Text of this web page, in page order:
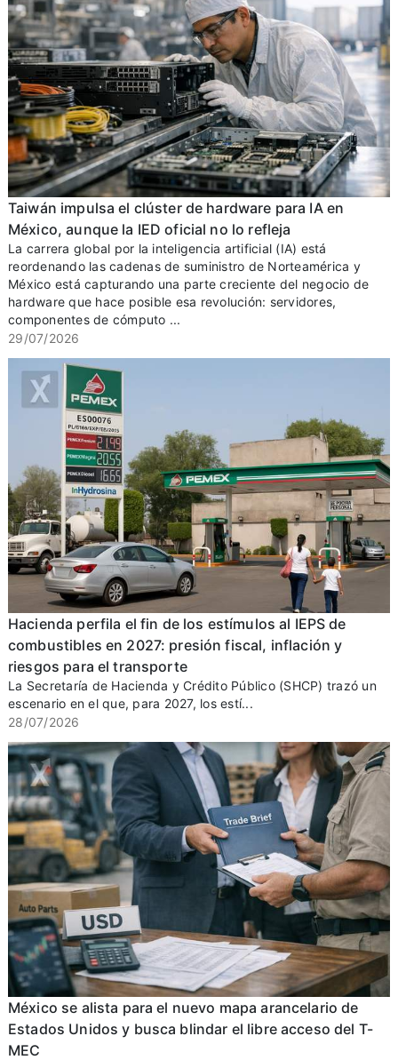
Taiwán impulsa el clúster de hardware para IA en
México, aunque la IED oficial no lo refleja
La carrera global por la inteligencia artificial (IA) está
reordenando las cadenas de suministro de Norteamérica y
México está capturando una parte creciente del negocio de
hardware que hace posible esa revolución: servidores,
componentes de cómputo ...
29/07/2026
Hacienda perfila el fin de los estímulos al IEPS de
combustibles en 2027: presión fiscal, inflación y
riesgos para el transporte
La Secretaría de Hacienda y Crédito Público (SHCP) trazó un
escenario en el que, para 2027, los estí...
28/07/2026
México se alista para el nuevo mapa arancelario de
Estados Unidos y busca blindar el libre acceso del T-
MEC